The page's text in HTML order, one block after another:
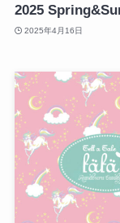
2025
2025年4月16日